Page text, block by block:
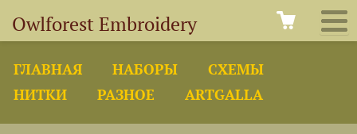
Owlforest Embroidery
ГЛАВНАЯ НАБОРЫ
СХЕМЫ
НИТКИ
РАЗНОЕ ARTGALLA